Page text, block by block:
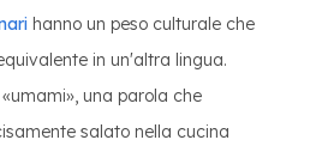
hanno un peso culturale che
in un'altra lingua.
una parola che
salato nella cucina